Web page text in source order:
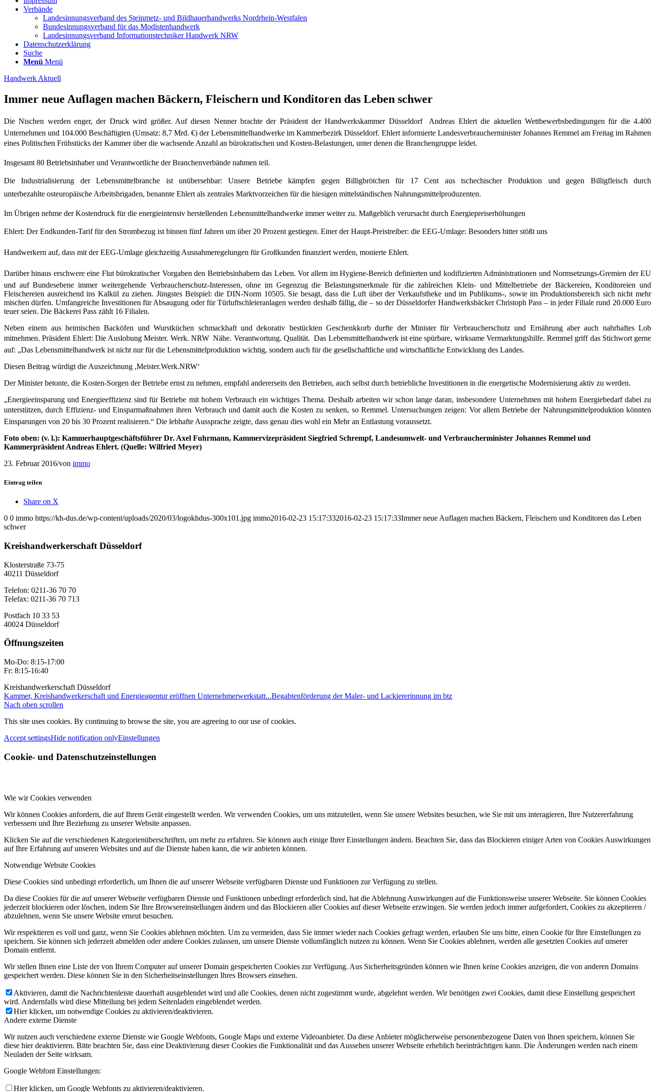
Verbände
Landesinnungsverband des Steinmetz- und Bildhauerhandwerks Nordrhein-Westfalen
Bundesinnungsverband für das Modistenhandwerk
Landesinnungsverband Informationstechniker Handwerk NRW
Datenschutzerklärung
Suche
Menü Menü
Handwerk Aktuell
Immer neue Auflagen machen Bäckern, Fleischern und Konditoren das Leben schwer
Die Nischen werden enger, der Druck wird größer. Auf diesen Nenner brachte der Präsident der Handwerkskammer Düsseldorf Andreas Ehlert die aktuellen Wettbewerbsbedingungenfür die 4.400
Unternehmen und 104.000 Beschäftigten (Umsatz: 8,7 Mrd. €) der Lebensmittelhandwerke im Kammerbezirk Düsseldorf. Ehlert informierte Landesverbraucherminister Johannes Remmel am Freitag im Rahmen
eines Politischen Frühstücks der Kammer über die wachsende Anzahl an bürokratischen und Kosten-Belastungen, unter denen die Branchengruppe leidet.
Insgesamt 80 Betriebsinhaber und Verantwortliche der Branchenverbände nahmen teil.
Die Industrialisierung der Lebensmittelbranche ist unübersehbar: Unsere Betriebe kämpfen gegen Billigbrötchen für 17 Cent aus tschechischer Produktion und gegen Billigfleisch durch
unterbezahlte osteuropäische Arbeitsbrigaden, benannte Ehlert als zentrales Marktvorzeichen für die hiesigen mittelständischen Nahrungsmittelproduzenten.
Im Übrigen nehme der Kostendruck für die energieintensiv herstellenden Lebensmittelhandwerke immer weiter zu. Maßgeblich verursacht durch Energiepreiserhöhungen
Ehlert: Der Endkunden-Tarif für den Strombezug ist binnen fünf Jahren um über 20 Prozent gestiegen. Einer der Haupt-Preistreiber: die EEG-Umlage: Besonders bitter stößt uns
Handwerkern auf, dass mit der EEG-Umlage gleichzeitig Ausnahmeregelungen für Großkunden finanziert werden, monierte Ehlert.
Darüber hinaus erschwere eine Flut bürokratischer Vorgaben den Betriebsinhabern das Leben. Vor allem im Hygiene-Bereich definierten und kodifizierten Administrationen undNormsetzungs-Gremien der EU
und auf Bundesebene immer weitergehende Verbraucherschutz-Interessen, ohne im Gegenzug die Belastungsmerkmale für die zahlreichen Klein- und Mittelbetriebe der Bäckereien, Konditoreien und
Fleischereien ausreichend ins Kalkül zu ziehen. Jüngstes Beispiel: die DIN-Norm 10505. Sie besagt, dass die Luft über der Verkaufstheke und im Publikums-, sowie im Produktionsbereich sich nicht mehr
mischen dürfen. Umfangreiche Investitionen für Absaugung oder für Türluftschleieranlagen werden deshalb fällig, die – so der Düsseldorfer Handwerksbäcker Christoph Pass – in jeder Filiale rund 20.000 Euro
teuer seien. Die Bäckerei Pass zählt 16 Filialen.
Neben einem aus heimischen Backöfen und Wurstküchen schmackhaft und dekorativ bestückten Geschenkkorb durfte der Minister für Verbraucherschutz und Ernährung aber auch nahrhaftes Lob
mitnehmen.Präsident Ehlert: Die Auslobung Meister. Werk. NRW  Nähe. Verantwortung. Qualität.  Das Lebensmittelhandwerk ist eine spürbare, wirksame Vermarktungshilfe. Remmel griff das Stichwort gerne
auf: „Das Lebensmittelhandwerk ist nicht nur für die Lebensmittelproduktion wichtig, sondern auch für die gesellschaftliche und wirtschaftliche Entwicklung des Landes.
Diesen Beitrag würdigt die Auszeichnung ,Meister.Werk.NRW‘
Der Minister betonte, die Kosten-Sorgen der Betriebe ernst zu nehmen, empfahl andererseits den Betrieben, auch selbst durch betriebliche Investitionen in die energetische Modernisierung aktiv zu werden.
„Energieeinsparung und Energieeffizienz sind für Betriebe mit hohem Verbrauch ein wichtiges Thema. Deshalb arbeiten wir schon lange daran, insbesondere Unternehmen mit hohem Energiebedarf dabei zu
unterstützen,durch Effizienz- und Einsparmaßnahmen ihren Verbrauch und damit auch die Kosten zu senken, so Remmel. Untersuchungen zeigen: Vor allem Betriebe der Nahrungsmittelproduktion könnten
Einsparungen von 20 bis 30 Prozent realisieren.“ Die lebhafte Aussprache zeigte, dass genau dies wohl ein Mehr an Entlastung voraussetzt.
Foto oben: (v. l.): Kammerhauptgeschäftsführer Dr. Axel Fuhrmann, Kammervizepräsident Siegfried Schrempf, Landesumwelt- und Verbraucherminister Johannes Remmel und
Kammerpräsident Andreas Ehlert. (Quelle: Wilfried Meyer)
23. Februar 2016/von immo
Eintrag teilen
Share on X
0 0 immo https://kh-dus.de/wp-content/uploads/2020/03/logokhdus-300x101.jpg immo2016-02-23 15:17:332016-02-23 15:17:33Immer neue Auflagen machen Bäckern, Fleischern und Konditoren das Leben
schwer
Kreishandwerkerschaft Düsseldorf
Klosterstraße 73-75
40211 Düsseldorf
Telefon: 0211-36 70 70
Telefax: 0211-36 70 713
Postfach 10 33 53
40024 Düsseldorf
Öffnungszeiten
Mo-Do: 8:15-17:00
Fr: 8:15-16:40
Kreishandwerkerschaft Düsseldorf
Kammer, Kreishandwerkerschaft und Energieagentur eröffnen Unternehmerwerkstatt...Begabtenförderung der Maler- und Lackiererinnung im btz
Nach oben scrollen
This site uses cookies. By continuing to browse the site, you are agreeing to our use of cookies.
Accept settingsHide notification onlyEinstellungen
Cookie- und Datenschutzeinstellungen
Wie wir Cookies verwenden
Wir können Cookies anfordern, die auf Ihrem Gerät eingestellt werden. Wir verwenden Cookies, um uns mitzuteilen, wenn Sie unsere Websites besuchen, wie Sie mit uns interagieren, Ihre Nutzererfahrung
verbessern und Ihre Beziehung zu unserer Website anpassen.
Klicken Sie auf die verschiedenen Kategorienüberschriften, um mehr zu erfahren. Sie können auch einige Ihrer Einstellungen ändern. Beachten Sie, dass das Blockieren einiger Arten von Cookies Auswirkungen
auf Ihre Erfahrung auf unseren Websites und auf die Dienste haben kann, die wir anbieten können.
Notwendige Website Cookies
Diese Cookies sind unbedingt erforderlich, um Ihnen die auf unserer Webseite verfügbaren Dienste und Funktionen zur Verfügung zu stellen.
Da diese Cookies für die auf unserer Webseite verfügbaren Dienste und Funktionen unbedingt erforderlich sind, hat die Ablehnung Auswirkungen auf die Funktionsweise unserer Webseite. Sie können Cookies
jederzeit blockieren oder löschen, indem Sie Ihre Browsereinstellungen ändern und das Blockieren aller Cookies auf dieser Webseite erzwingen. Sie werden jedoch immer aufgefordert, Cookies zu akzeptieren /
abzulehnen, wenn Sie unsere Website erneut besuchen.
Wir respektieren es voll und ganz, wenn Sie Cookies ablehnen möchten. Um zu vermeiden, dass Sie immer wieder nach Cookies gefragt werden, erlauben Sie uns bitte, einen Cookie für Ihre Einstellungen zu
speichern. Sie können sich jederzeit abmelden oder andere Cookies zulassen, um unsere Dienste vollumfänglich nutzen zu können. Wenn Sie Cookies ablehnen, werden alle gesetzten Cookies auf unserer
Domain entfernt.
Wir stellen Ihnen eine Liste der von Ihrem Computer auf unserer Domain gespeicherten Cookies zur Verfügung. Aus Sicherheitsgründen können wie Ihnen keine Cookies anzeigen, die von anderen Domains
gespeichert werden. Diese können Sie in den Sicherheitseinstellungen Ihres Browsers einsehen.
Aktivieren, damit die Nachrichtenleiste dauerhaft ausgeblendet wird und alle Cookies, denen nicht zugestimmt wurde, abgelehnt werden. Wir benötigen zwei Cookies, damit diese Einstellung gespeichert
wird. Andernfalls wird diese Mitteilung bei jedem Seitenladen eingeblendet werden.
Hier klicken, um notwendige Cookies zu aktivieren/deaktivieren.
Andere externe Dienste
Wir nutzen auch verschiedene externe Dienste wie Google Webfonts, Google Maps und externe Videoanbieter. Da diese Anbieter möglicherweise personenbezogene Daten von Ihnen speichern, können Sie
diese hier deaktivieren. Bitte beachten Sie, dass eine Deaktivierung dieser Cookies die Funktionalität und das Aussehen unserer Webseite erheblich beeinträchtigen kann. Die Änderungen werden nach einem
Neuladen der Seite wirksam.
Google Webfont Einstellungen:
Hier klicken, um Google Webfonts zu aktivieren/deaktivieren.